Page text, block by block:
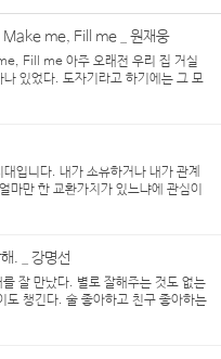
me, Fill me _ 원재웅
Fill me 아주 오래전 우리 집 거실
있었다. 도자기라고 하기에는 그 모
벤티 사이즈의 머그잔과 비슷한 형
글이나 그림이...
입니다. 내가 소유하거나 내가 관계
마만 한 교환가치가 있느냐에 관심이
그만큼 피상적이고 계산적이며 이기
니다. 이를테면 ...
. _ 강명선
잘 만났다. 별로 잘해주는 것도 없는
도 챙긴다. 술 좋아하고 친구 좋아하는
환갑이 지난 지금도 아빠 곁에 있다.